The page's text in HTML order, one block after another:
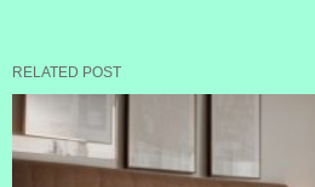
RELATED POST